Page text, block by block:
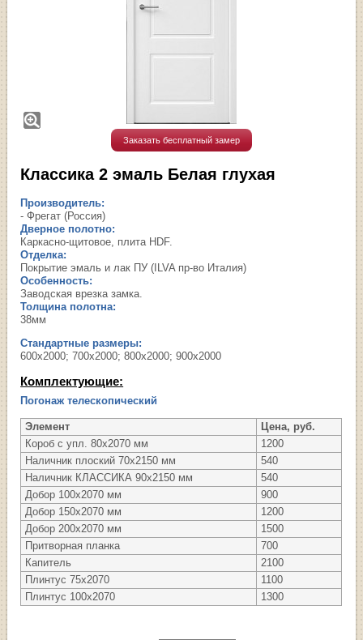
Заказать бесплатный замер
Классика 2 эмаль Белая глухая
Производитель:
- Фрегат (Россия)
Дверное полотно:
Каркасно-щитовое, плита HDF.
Отделка:
Покрытие эмаль и лак ПУ (ILVA пр-во Италия)
Особенность:
Заводская врезка замка.
Толщина полотна:
38мм
Стандартные размеры:
600х2000; 700х2000; 800х2000; 900х2000
Комплектующие:
Погонаж телескопический
Элемент
Цена, руб.
Короб с упл. 80х2070 мм
1200
Наличник плоский 70х2150 мм
540
Наличник КЛАССИКА 90х2150 мм
540
Добор 100х2070 мм
900
Добор 150х2070 мм
1200
Добор 200х2070 мм
1500
Притворная планка
700
Капитель
2100
Плинтус 75х2070
1100
Плинтус 100х2070
1300